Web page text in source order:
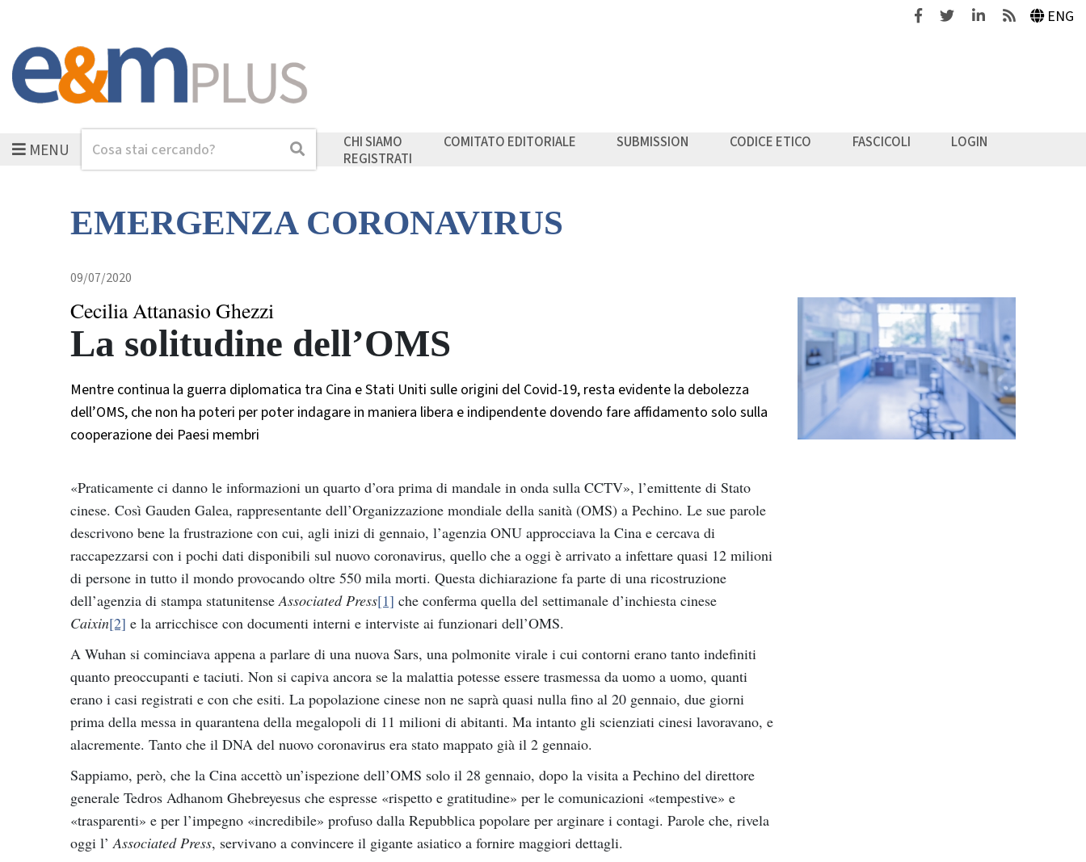
FacebookTwitterLinkedinFeeds ENG
MENUCerca Cerca CHI SIAMO COMITATO EDITORIALE SUBMISSION CODICE ETICO FASCICOLI
LOGIN
REGISTRATI
EMERGENZA CORONAVIRUS
09/07/2020
Cecilia Attanasio Ghezzi
La solitudine dell’OMS
Mentre continua la guerra diplomatica tra Cina e Stati Uniti sulle origini del Covid-19, resta evidente la debolezza
dell’OMS, che non ha poteri per poter indagare in maniera libera e indipendente dovendo fare affidamento solo sulla
cooperazione dei Paesi membri
«Praticamente ci danno le informazioni un quarto d’ora prima di mandale in onda sulla CCTV», l’emittente di Stato
cinese. Così Gauden Galea, rappresentante dell’Organizzazione mondiale della sanità (OMS) a Pechino. Le sue parole
descrivono bene la frustrazione con cui, agli inizi di gennaio, l’agenzia ONU approcciava la Cina e cercava di
raccapezzarsi con i pochi dati disponibili sul nuovo coronavirus, quello che a oggi è arrivato a infettare quasi 12 milioni
di persone in tutto il mondo provocando oltre 550 mila morti. Questa dichiarazione fa parte di una ricostruzione
dell’agenzia di stampa statunitense Associated Press[1] che conferma quella del settimanale d’inchiesta cinese
Caixin[2] e la arricchisce con documenti interni e interviste ai funzionari dell’OMS.
A Wuhan si cominciava appena a parlare di una nuova Sars, una polmonite virale i cui contorni erano tanto indefiniti
quanto preoccupanti e taciuti. Non si capiva ancora se la malattia potesse essere trasmessa da uomo a uomo, quanti
erano i casi registrati e con che esiti. La popolazione cinese non ne saprà quasi nulla fino al 20 gennaio, due giorni
prima della messa in quarantena della megalopoli di 11 milioni di abitanti. Ma intanto gli scienziati cinesi lavoravano, e
alacremente. Tanto che il DNA del nuovo coronavirus era stato mappato già il 2 gennaio.
Sappiamo, però, che la Cina accettò un’ispezione dell’OMS solo il 28 gennaio, dopo la visita a Pechino del direttore
generale Tedros Adhanom Ghebreyesus che espresse «rispetto e gratitudine» per le comunicazioni «tempestive» e
«trasparenti» e per l’impegno «incredibile» profuso dalla Repubblica popolare per arginare i contagi. Parole che, rivela
oggi l’ Associated Press, servivano a convincere il gigante asiatico a fornire maggiori dettagli.